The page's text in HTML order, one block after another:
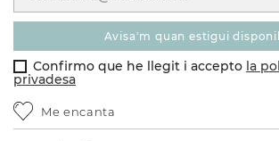
avisa'm quan estigui
Confirmo que he llegit i accepto la
privadesa
Me encanta